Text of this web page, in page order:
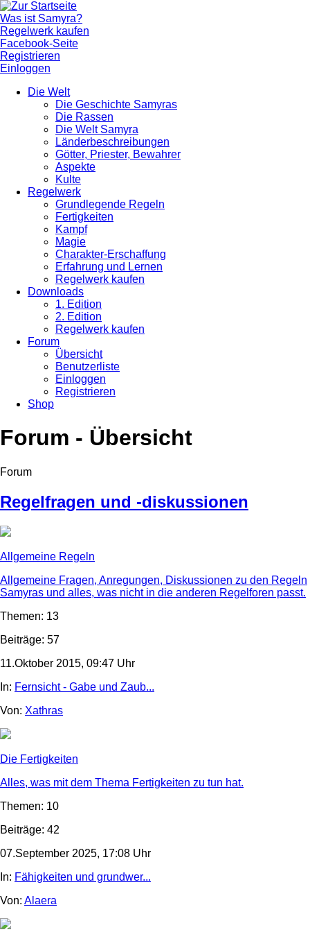
Was ist Samyra?
Regelwerk kaufen
Facebook-Seite
Registrieren
Einloggen
Die Welt
Die Geschichte Samyras
Die Rassen
Die Welt Samyra
Länderbeschreibungen
Götter, Priester, Bewahrer
Aspekte
Kulte
Regelwerk
Grundlegende Regeln
Fertigkeiten
Kampf
Magie
Charakter-Erschaffung
Erfahrung und Lernen
Regelwerk kaufen
Downloads
1. Edition
2. Edition
Regelwerk kaufen
Forum
Übersicht
Benutzerliste
Einloggen
Registrieren
Shop
Forum - Übersicht
Forum
Regelfragen und -diskussionen
Allgemeine Regeln
Allgemeine Fragen, Anregungen, Diskussionen zu den Regeln
Samyras und alles, was nicht in die anderen Regelforen passt.
Themen: 13
Beiträge: 57
11.Oktober 2015, 09:47 Uhr
In: Fernsicht - Gabe und Zaub...
Von: Xathras
Die Fertigkeiten
Alles, was mit dem Thema Fertigkeiten zu tun hat.
Themen: 10
Beiträge: 42
07.September 2025, 17:08 Uhr
In: Fähigkeiten und grundwer...
Von: Alaera